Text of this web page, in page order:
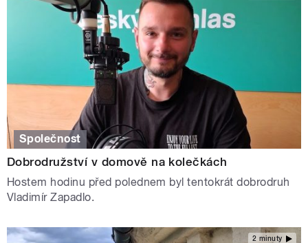
Společnost
Dobrodružství v domově na kolečkách
Hostem hodinu před polednem byl tentokrát dobrodruh
Vladimír Zapadlo.
2 minuty